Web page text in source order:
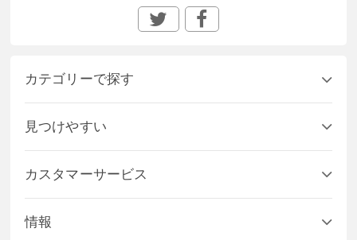
カテゴリーで探す
見つけやすい
カスタマーサービス
情報